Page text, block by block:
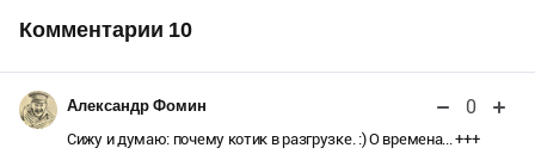
Комментарии 10
Александр Фомин 0
Сижу и думаю: почему котик в разгрузке. :) О времена... +++